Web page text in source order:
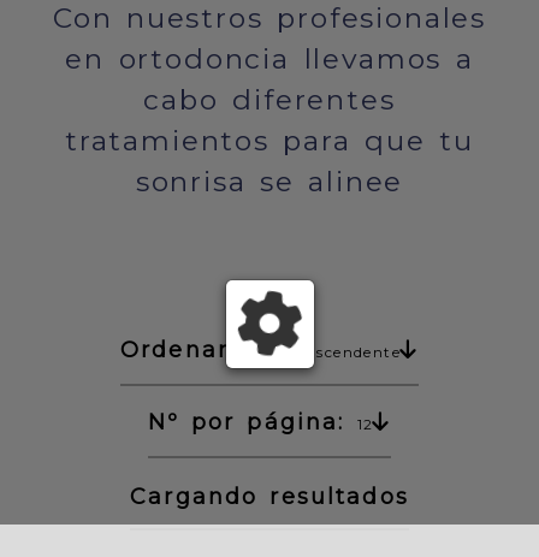
Con nuestros profesionales
en ortodoncia llevamos a
cabo diferentes
tratamientos para que tu
sonrisa se alinee
Ordenar: Precio ascendente
Nº por página: 12
Cargando resultados